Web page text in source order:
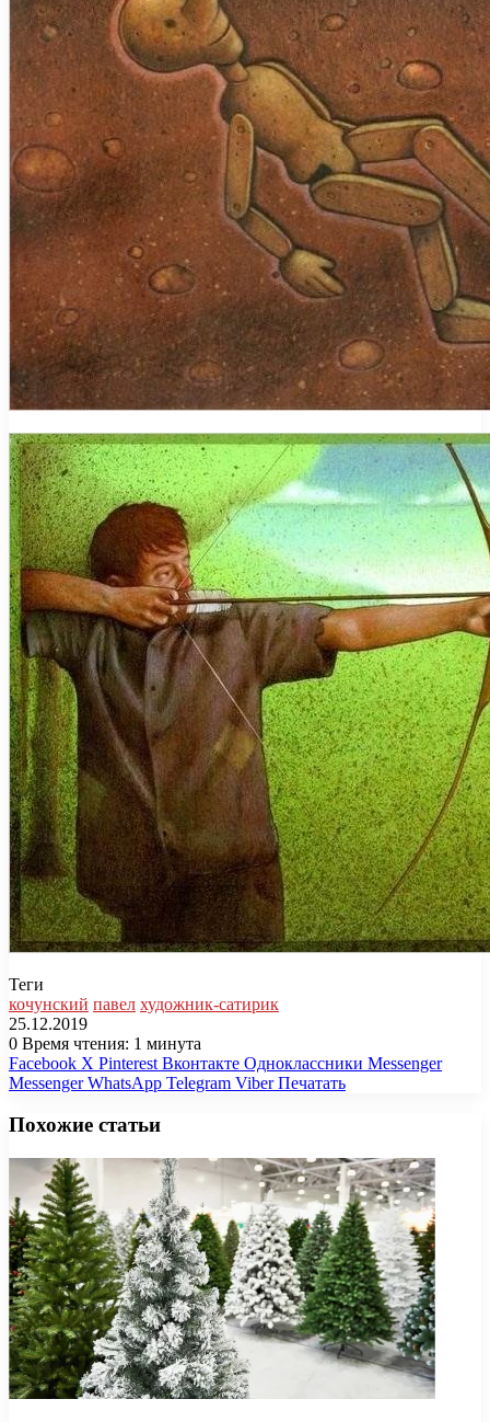
Теги
кочунский павел художник-сатирик
25.12.2019
0 Время чтения: 1 минута
Facebook X Pinterest Вконтакте Одноклассники Messenger
Messenger WhatsApp Telegram Viber Печатать
Похожие статьи